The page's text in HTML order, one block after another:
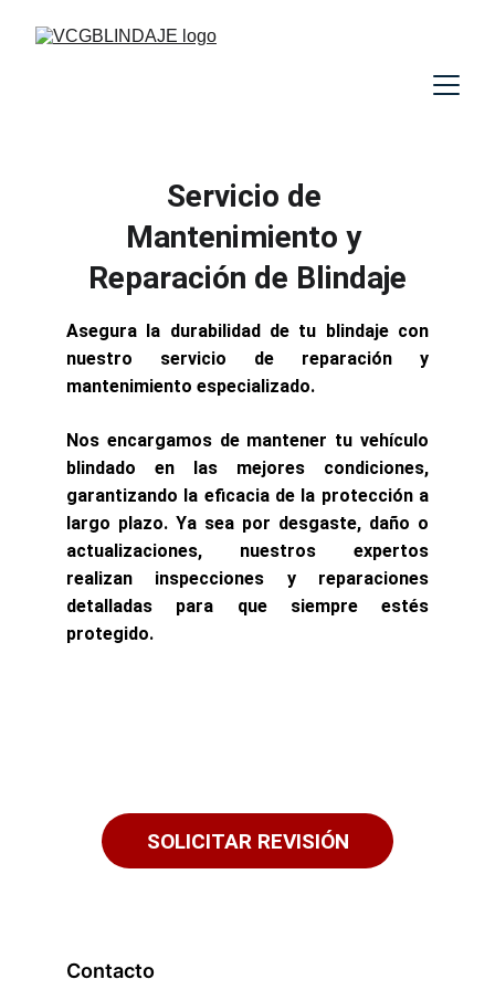
Servicio de
Mantenimiento y
Reparación de Blindaje
Asegura la durabilidad de tu blindaje con
nuestro servicio de reparación y
mantenimiento especializado.
Nos encargamos de mantener tu vehículo
blindado en las mejores condiciones,
garantizando la eficacia de la protección a
largo plazo. Ya sea por desgaste, daño o
actualizaciones, nuestros expertos
realizan inspecciones y reparaciones
detalladas para que siempre estés
protegido.
SOLICITAR REVISIÓN
Contacto